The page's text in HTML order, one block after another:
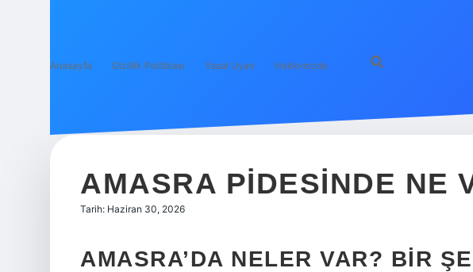
Anasayfa Gizlilik Politikası Yasal Uyarı Hakkımızda
AMASRA PIDESINDE NE
Tarih: Haziran 30, 2026
AMASRA’DA NELER VAR? BIR